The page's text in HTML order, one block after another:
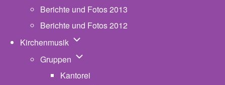
Berichte und Fotos 2013
Berichte und Fotos 2012
Kirchenmusik Unternavigation von Kirchenmusik
Gruppen Unternavigation von Gruppen
Kantorei